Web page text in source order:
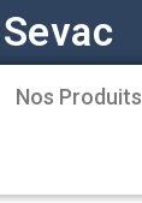
Nos Produits